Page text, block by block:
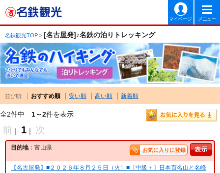
マイページ メニュー
名鉄観光TOP > [名古屋発]♪名鉄の泊りトレッキング
並び順: おすすめ順 安い順 高い順 新着順
全2件中 1～2件を表示
前 ｜ 1 ｜ 次
目的地：富山県 お気に入りに登録
【名古屋発】■２０２６年８月２５日（火）■〔中級＋〕日本百名山と名峰